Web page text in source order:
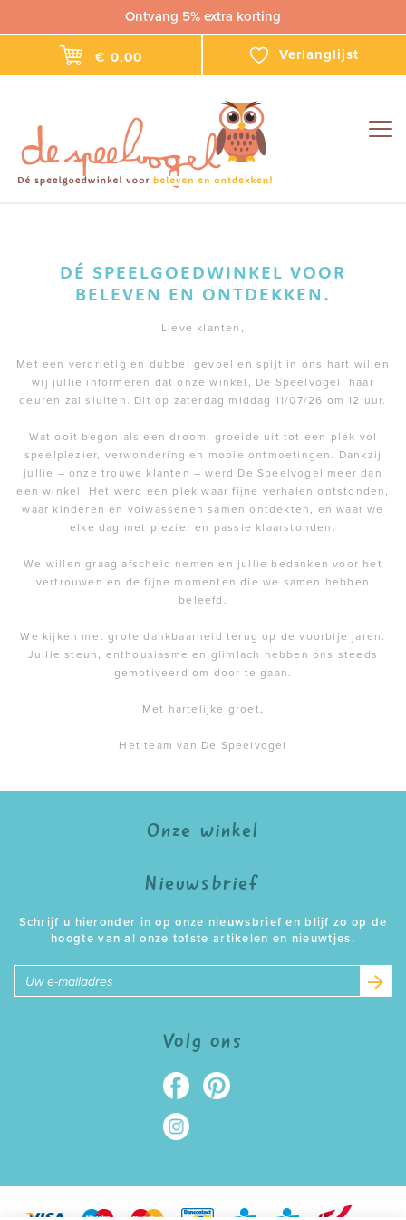
Ontvang 5% extra korting
€ 0,00 Verlanglijst
DÉ SPEELGOEDWINKEL VOOR
BELEVEN EN ONTDEKKEN.
Lieve klanten,
Met een verdrietig en dubbel gevoel en spijt in ons hart willen
wij jullie informeren dat onze winkel, De Speelvogel, haar
deuren zal sluiten. Dit op zaterdag middag 11/07/26 om 12 uur.
Wat ooit begon als een droom, groeide uit tot een plek vol
speelplezier, verwondering en mooie ontmoetingen. Dankzij
jullie – onze trouwe klanten – werd De Speelvogel meer dan
een winkel. Het werd een plek waar fijne verhalen ontstonden,
waar kinderen en volwassenen samen ontdekten, en waar we
elke dag met plezier en passie klaarstonden.
We willen graag afscheid nemen en jullie bedanken voor het
vertrouwen en de fijne momenten die we samen hebben
beleefd.
We kijken met grote dankbaarheid terug op de voorbije jaren.
Jullie steun, enthousiasme en glimlach hebben ons steeds
gemotiveerd om door te gaan.
Met hartelijke groet,
Het team van De Speelvogel
Onze winkel
Nieuwsbrief
Schrijf u hieronder in op onze nieuwsbrief en blijf zo op de
hoogte van al onze tofste artikelen en nieuwtjes.
Volg ons